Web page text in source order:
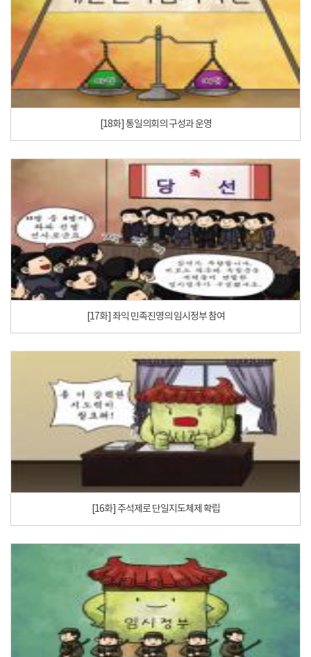
[18화] 통일의회의 구성과 운영
[17화] 좌익 민족진영의 임시정부 참여
[16화] 주석제로 단일지도체제 확립